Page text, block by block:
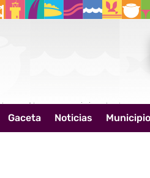
Gaceta Noticias Municipio